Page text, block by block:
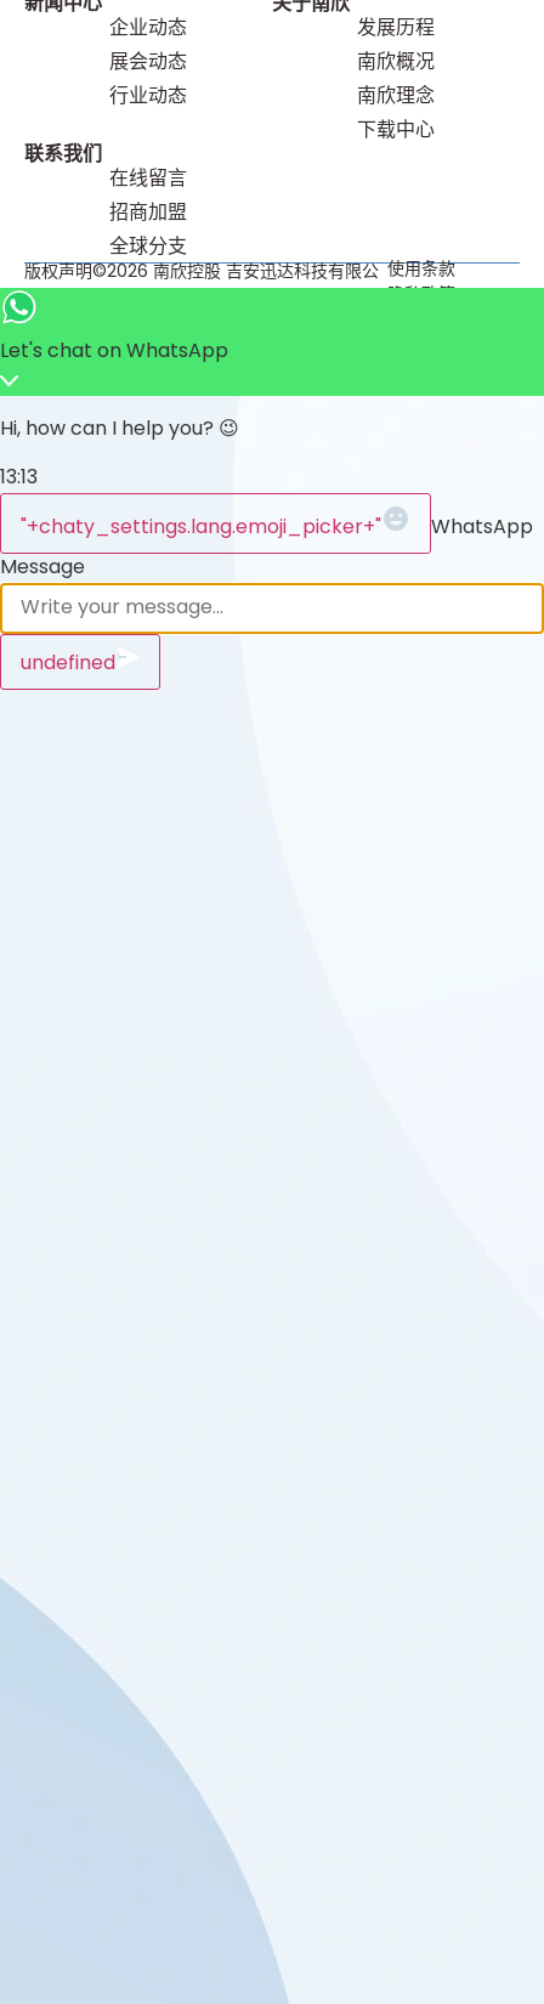
新闻中⼼
企业动态
展会动态
⾏业动态
关于南欣
发展历程
南欣概况
南欣理念
下载中心
联系我们
在线留⾔
招商加盟
全球分⽀
版权声明©2026 南欣控股 吉安迅达科技有限公
司
使用条款
Let's chat on WhatsApp
Hi, how can I help you? 😉
13:13
"+chaty_settings.lang.emoji_picker+"
WhatsApp
Message
undefined